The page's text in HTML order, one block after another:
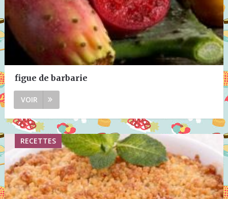
figue de barbarie
VOIR
RECETTES